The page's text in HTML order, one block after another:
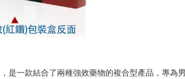
，是一款結合了兩種強效藥物的複合型產品，專為